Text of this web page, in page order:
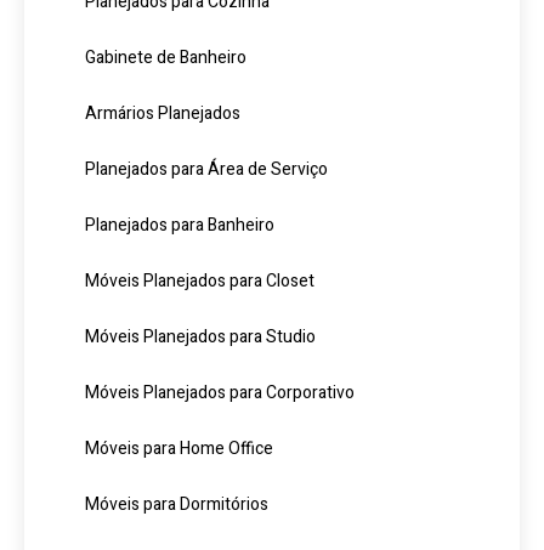
Gabinete de Banheiro
Armários Planejados
Planejados para Área de Serviço
Planejados para Banheiro
Móveis Planejados para Closet
Móveis Planejados para Studio
Móveis Planejados para Corporativo
Móveis para Home Office
Móveis para Dormitórios